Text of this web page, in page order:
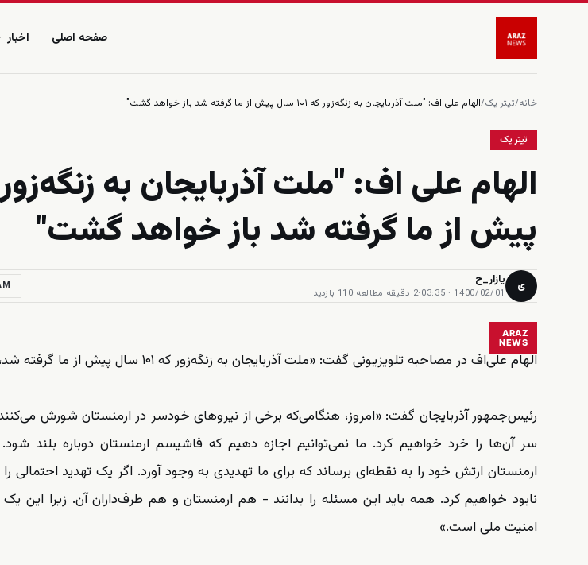
صفحه اصلی اخبار
خانه/تیتر یک/الهام علی اف: "ملت آذربایجان به زنگه‌زور که ۱۰۱ سال پیش از ما گرفته شد باز خواهد گشت"
تیتر یک
پیش از ما گرفته شد باز خواهد گشت"
ی یازار_ح
1400/02/01 · 03:35
·2 دقیقه مطالعه ·110 بازدید
ARAZ
NEWS
الهام علی‌اف در مصاحبه تلویزیونی گفت: «ملت آذربایجان به زنگه‌زور که ۱۰۱ سال پیش از ما گرفته شد، باز خواهند گشت.»
رئیس‌جمهور آذربایجان گفت: «امروز، هنگامی‌که برخی از نیروهای خودسر در ارمنستان شورش
سر آن‌ها را خرد خواهیم کرد. ما نمی‌توانیم اجازه دهیم که فاشیسم ارمنستان دوباره بلند
ارمنستان ارتش خود را به نقطه‌ای برساند که برای ما تهدیدی به وجود آورد. اگر یک تهدید احتمالی
نابود خواهیم کرد. همه باید این مسئله را بدانند - هم ارمنستان و هم طرف‌داران آن. زیرا این
امنیت ملی است.»